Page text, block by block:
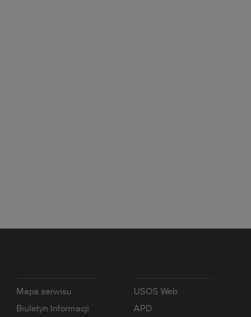
Mapa serwisu
Biuletyn Informacji
USOS Web
APD